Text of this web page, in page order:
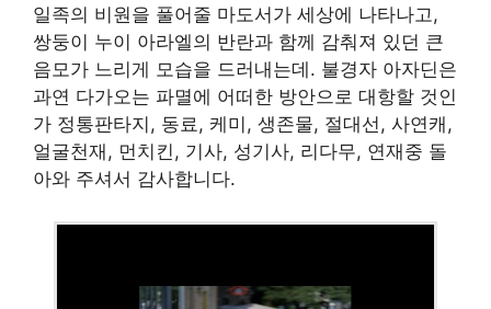
일족의 비원을 풀어줄 마도서가 세상에 나타나고,
쌍둥이 누이 아라엘의 반란과 함께 감춰져 있던 큰
음모가 느리게 모습을 드러내는데. 불경자 아자딘은
과연 다가오는 파멸에 어떠한 방안으로 대항할 것인
가 정통판타지, 동료, 케미, 생존물, 절대선, 사연캐,
얼굴천재, 먼치킨, 기사, 성기사, 리다무, 연재중 돌
아와 주셔서 감사합니다.